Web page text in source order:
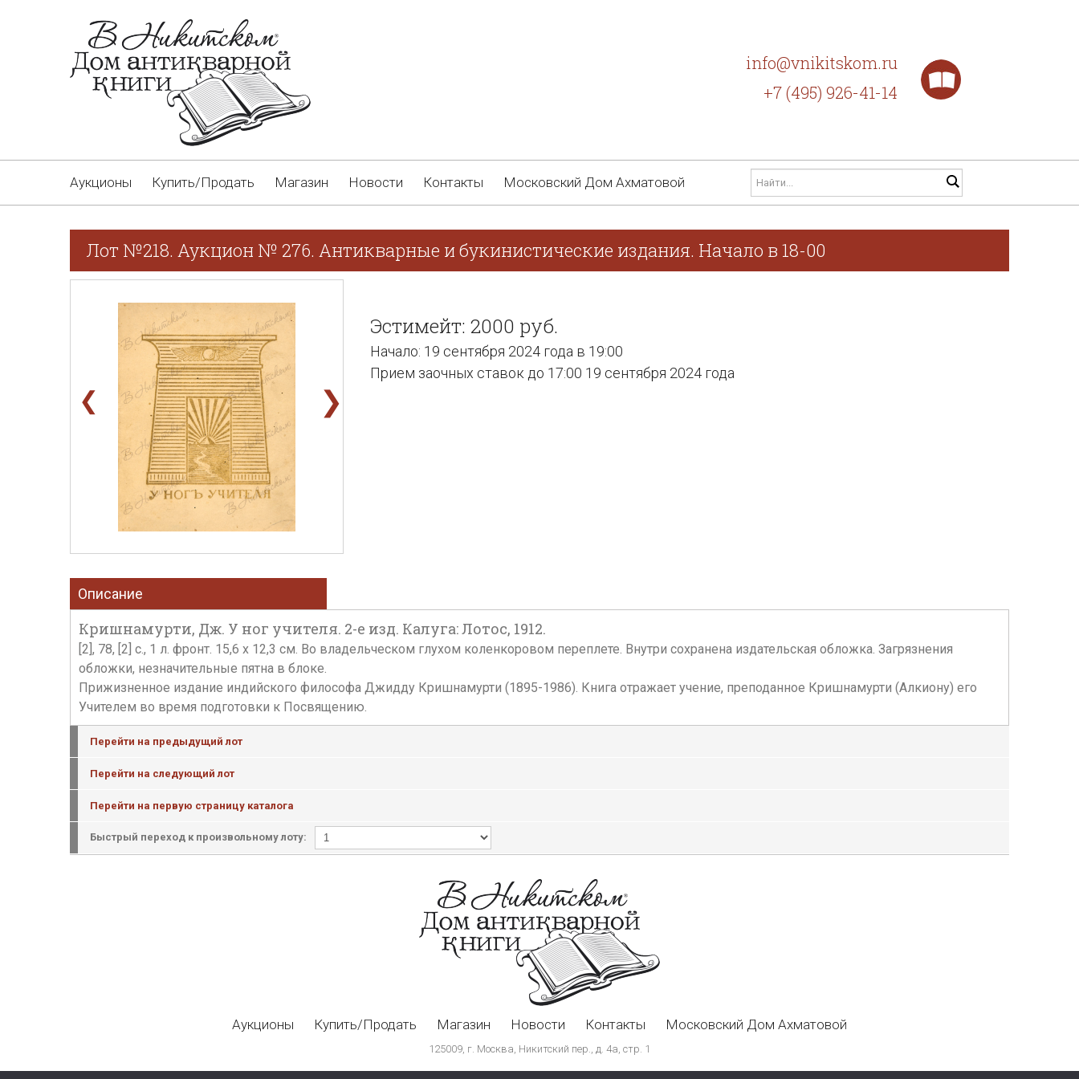
info@vnikitskom.ru
+7 (495) 926-41-14
Аукционы Купить/Продать Магазин Новости Контакты Московский Дом Ахматовой
Лот №218. Аукцион № 276. Антикварные и букинистические издания. Начало в 18-00
❮ ❯
Эстимейт: 2000 руб.
Начало: 19 сентября 2024 года в 19:00
Прием заочных ставок до 17:00 19 сентября 2024 года
Описание
Кришнамурти, Дж. У ног учителя. 2-е изд. Калуга: Лотос, 1912.
[2], 78, [2] с., 1 л. фронт. 15,6 x 12,3 см. Во владельческом глухом коленкоровом переплете. Внутри сохранена издательская обложка. Загрязнения
обложки, незначительные пятна в блоке.
Прижизненное издание индийского философа Джидду Кришнамурти (1895-1986). Книга отражает учение, преподанное Кришнамурти (Алкиону) его
Учителем во время подготовки к Посвящению.
Перейти на предыдущий лот
Перейти на следующий лот
Перейти на первую страницу каталога
Быстрый переход к произвольному лоту:
Аукционы Купить/Продать Магазин Новости Контакты Московский Дом Ахматовой
125009, г. Москва, Никитский пер., д. 4а, стр. 1